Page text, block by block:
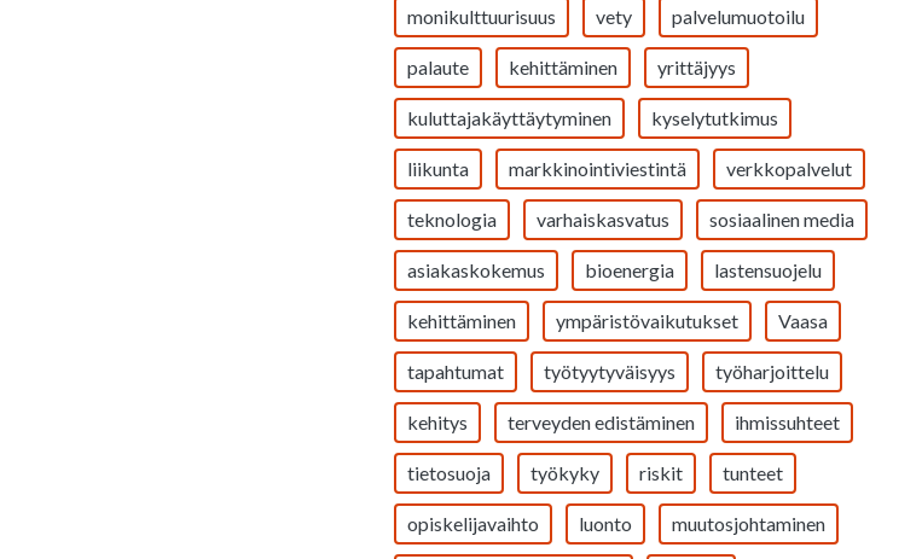
monikulttuurisuus vety palvelumuotoilu
palaute kehittäminen yrittäjyys
kuluttajakäyttäytyminen kyselytutkimus
liikunta markkinointiviestintä verkkopalvelut
teknologia varhaiskasvatus sosiaalinen media
asiakaskokemus bioenergia lastensuojelu
kehittäminen ympäristövaikutukset Vaasa
tapahtumat työtyytyväisyys työharjoittelu
kehitys terveyden edistäminen ihmissuhteet
tietosuoja työkyky riskit tunteet
opiskelijavaihto luonto muutosjohtaminen